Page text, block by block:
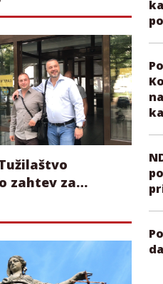
Tužilaštvo
zahtev za
zbog
neonacistima